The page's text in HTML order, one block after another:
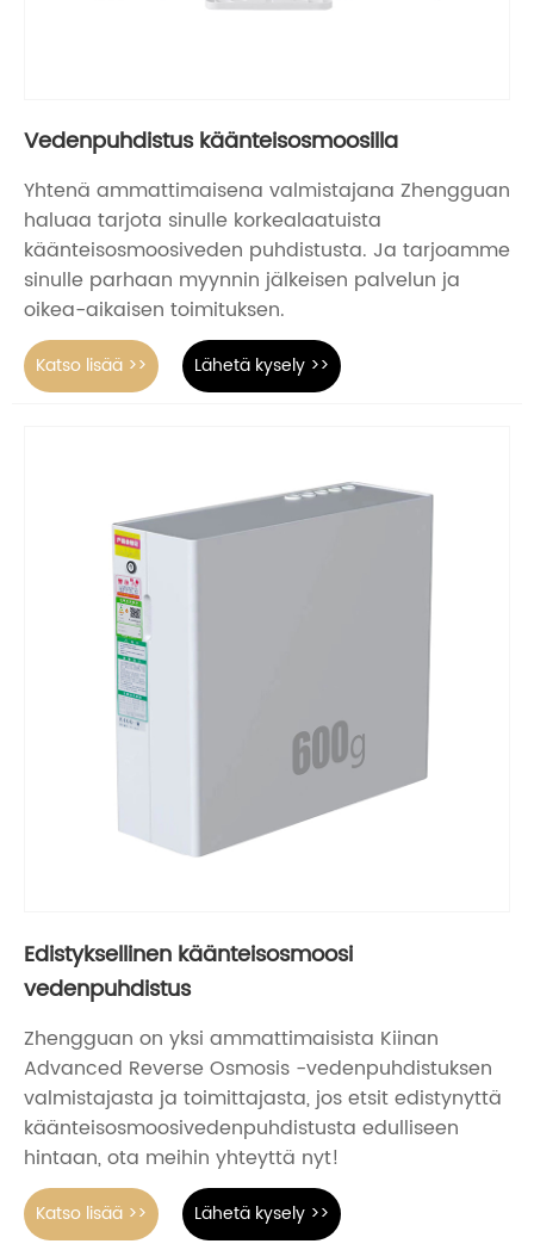
Vedenpuhdistus käänteisosmoosilla
Yhtenä ammattimaisena valmistajana Zhengguan
haluaa tarjota sinulle korkealaatuista
käänteisosmoosiveden puhdistusta. Ja tarjoamme
sinulle parhaan myynnin jälkeisen palvelun ja
oikea-aikaisen toimituksen.
Katso lisää >> Lähetä kysely >>
Edistyksellinen käänteisosmoosi
vedenpuhdistus
Zhengguan on yksi ammattimaisista Kiinan
Advanced Reverse Osmosis -vedenpuhdistuksen
valmistajasta ja toimittajasta, jos etsit edistynyttä
käänteisosmoosivedenpuhdistusta edulliseen
hintaan, ota meihin yhteyttä nyt!
Katso lisää >> Lähetä kysely >>